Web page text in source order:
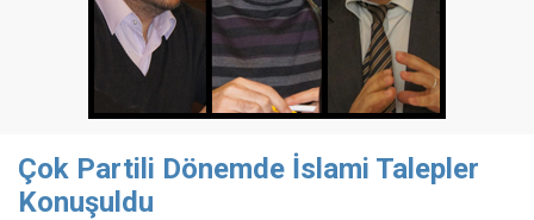
Çok Partili Dönemde İslami Talepler
Konuşuldu